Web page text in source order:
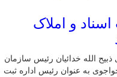
و املاک
الله خدائیان رئیس سازمان
به عنوان رئیس اداره ثبت